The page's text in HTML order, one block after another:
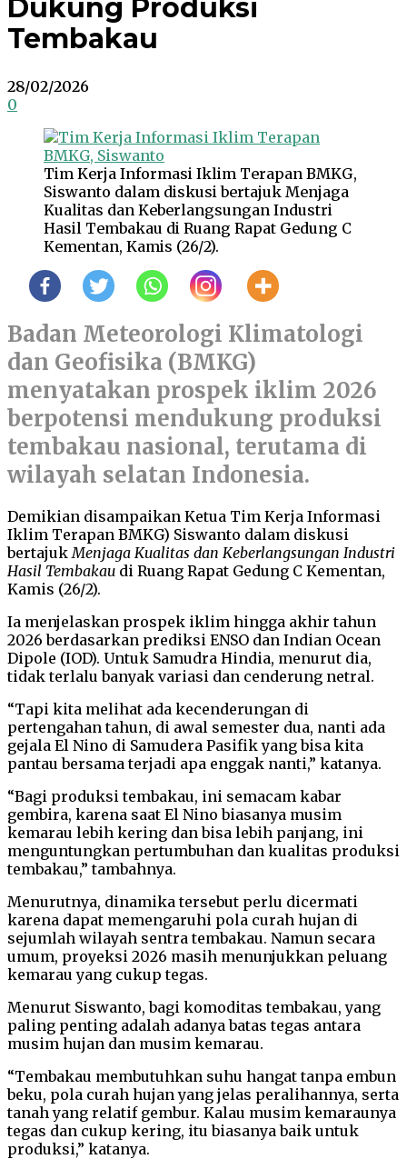
Dukung Produksi
Tembakau
28/02/2026
0
Tim Kerja Informasi Iklim Terapan BMKG,
Siswanto dalam diskusi bertajuk Menjaga
Kualitas dan Keberlangsungan Industri
Hasil Tembakau di Ruang Rapat Gedung C
Kementan, Kamis (26/2).
Badan Meteorologi Klimatologi
dan Geofisika (BMKG)
menyatakan prospek iklim 2026
berpotensi mendukung produksi
tembakau nasional, terutama di
wilayah selatan Indonesia.
Demikian disampaikan Ketua Tim Kerja Informasi
Iklim Terapan BMKG) Siswanto dalam diskusi
bertajuk Menjaga Kualitas dan Keberlangsungan Industri
Hasil Tembakau di Ruang Rapat Gedung C Kementan,
Kamis (26/2).
Ia menjelaskan prospek iklim hingga akhir tahun
2026 berdasarkan prediksi ENSO dan Indian Ocean
Dipole (IOD). Untuk Samudra Hindia, menurut dia,
tidak terlalu banyak variasi dan cenderung netral.
“Tapi kita melihat ada kecenderungan di
pertengahan tahun, di awal semester dua, nanti ada
gejala El Nino di Samudera Pasifik yang bisa kita
pantau bersama terjadi apa enggak nanti,” katanya.
“Bagi produksi tembakau, ini semacam kabar
gembira, karena saat El Nino biasanya musim
kemarau lebih kering dan bisa lebih panjang, ini
menguntungkan pertumbuhan dan kualitas produksi
tembakau,” tambahnya.
Menurutnya, dinamika tersebut perlu dicermati
karena dapat memengaruhi pola curah hujan di
sejumlah wilayah sentra tembakau. Namun secara
umum, proyeksi 2026 masih menunjukkan peluang
kemarau yang cukup tegas.
Menurut Siswanto, bagi komoditas tembakau, yang
paling penting adalah adanya batas tegas antara
musim hujan dan musim kemarau.
“Tembakau membutuhkan suhu hangat tanpa embun
beku, pola curah hujan yang jelas peralihannya, serta
tanah yang relatif gembur. Kalau musim kemaraunya
tegas dan cukup kering, itu biasanya baik untuk
produksi,” katanya.